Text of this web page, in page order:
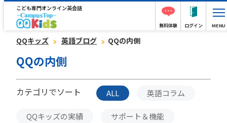
こども専門オンライン英会話
無料体験 ログイン MENU
QQキッズ 英語ブログ QQの内側
QQの内側
カテゴリでソート ALL 英語コラム
QQキッズの実績 サポート＆機能